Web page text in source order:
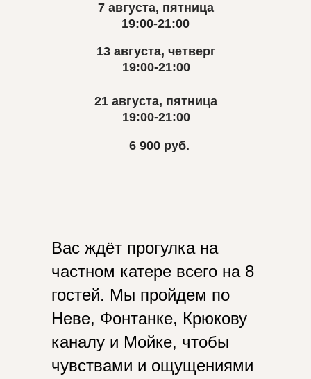
7 августа, пятница
19:00-21:00
13 августа, четверг
19:00-21:00
21 августа, пятница
19:00-21:00
6 900 руб.
Вас ждёт прогулка на
частном катере всего на 8
гостей. Мы пройдем по
Неве, Фонтанке, Крюкову
каналу и Мойке, чтобы
чувствами и ощущениями